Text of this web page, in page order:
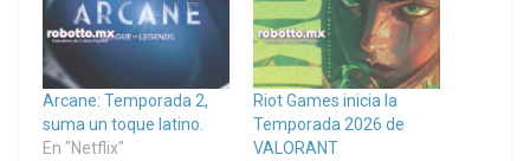
Arcane: Temporada 2,
suma un toque latino.
En "Netflix"
Riot Games inicia la
Temporada 2026 de
VALORANT